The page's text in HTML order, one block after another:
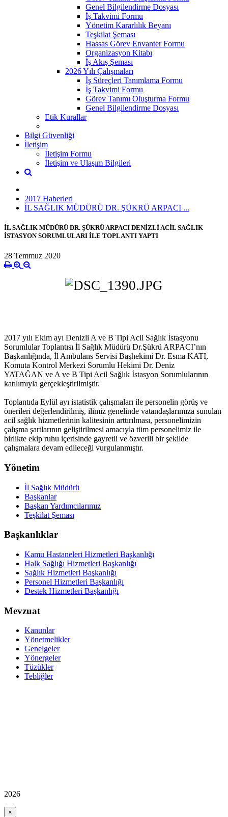
Genel Bilgilendirme Dosyası
İş Takvimi Formu
Yönetim Kararlılık Beyanı
Teşkilat Şeması
Hassas Görev Envanter Formu
Organizasyon Kitabı
İş Akış Şeması
2026 Yılı Çalışmaları
İş Süreçleri Tanımlama Formu
İş Takvimi Formu
Görev Tanımı Oluşturma Formu
Genel Bilgilendirme Dosyası
Etik Kurallar
Bilgi Güvenliği
İletişim
İletişim Formu
İletişim ve Ulaşım Bilgileri
2017 Haberleri
İL SAĞLIK MÜDÜRÜ DR. ŞÜKRÜ ARPACI ...
İL SAĞLIK MÜDÜRÜ DR. ŞÜKRÜ ARPACI DENİZLİ ACİL SAĞLIK
İSTASYON SORUMLULARI İLE TOPLANTI YAPTI
28 Temmuz 2020
2017 yılı Ekim ayı Denizli A ve B Tipi Acil Sağlık İstasyonu
Sorumlular Toplantısı İl Sağlık Müdürü Dr.Şükrü ARPACI’nın
Başkanlığında, İl Ambulans Servisi Başhekimi Dr. Esma KATI,
Komuta Kontrol Merkezi Sorumlu Hekimi Dr. Deniz
YATAĞAN ve A ve B Tipi Acil Sağlık İstasyon Sorumlularının
katılımıyla gerçekleştirilmiştir.
Toplantıda Eylül ayı istatistik çalışmaları ile personelin görüş ve
önerileri değerlendirilmiş, ilimiz genelinde vatandaşlarımıza sunulan
acil sağlık hizmetlerinin kalitesinin arttırılması, personelimizin
çalışma şartlarının geliştirilmesi amacıyla tüm personelimiz ile
birlikte ekip ruhu içerisinde gayretli ve özverili bir şekilde
çalışmalara devam edileceği vurgulanmıştır.
Yönetim
İl Sağlık Müdürü
Başkanlar
Başkan Yardımcılarımız
Teşkilat Şeması
Başkanlıklar
Kamu Hastaneleri Hizmetleri Başkanlığı
Halk Sağlığı Hizmetleri Başkanlığı
Sağlık Hizmetleri Başkanlığı
Personel Hizmetleri Başkanlığı
Destek Hizmetleri Başkanlığı
Mevzuat
Kanunlar
Yönetmelikler
Genelgeler
Yönergeler
Tüzükler
Tebliğler
2026
×